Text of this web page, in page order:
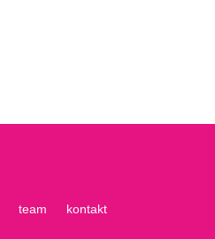
team kontakt